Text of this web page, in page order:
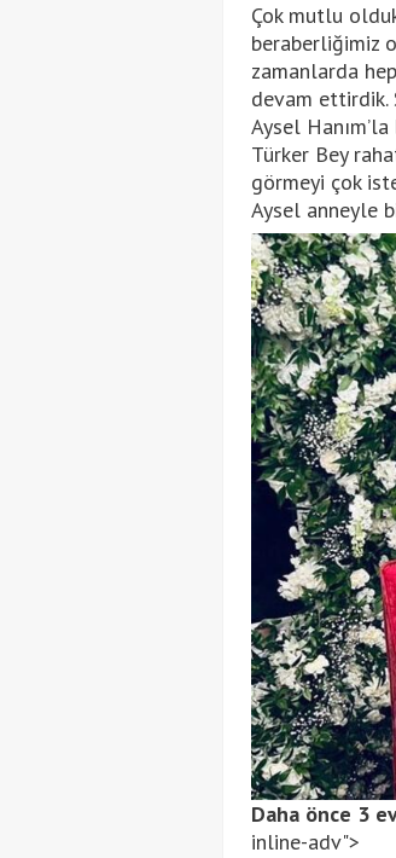
Çok mutlu
beraberliğimiz
zamanlarda
devam ettirdik.
Aysel
Türker Bey
görmeyi çok
Aysel anneyle
Daha önce 3
inline-adv">